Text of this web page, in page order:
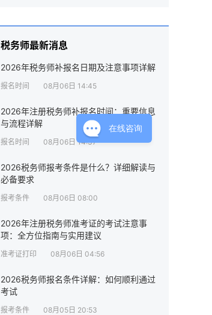
税务师最新消息
2026年税务师补报名日期及注意事项详解
报名时间 08月06日 14:45
2026年注册税务师补报名时间：重要信息
与流程详解
报名时间 08月06日 14:37
2026税务师报考条件是什么？详细解读与
必备要求
报考条件 08月06日 08:00
2026年注册税务师准考证的考试注意事
项：全方位指南与实用建议
准考证打印 08月06日 04:56
2026税务师报名条件详解：如何顺利通过
考试
报考条件 08月05日 20:53
在线咨询